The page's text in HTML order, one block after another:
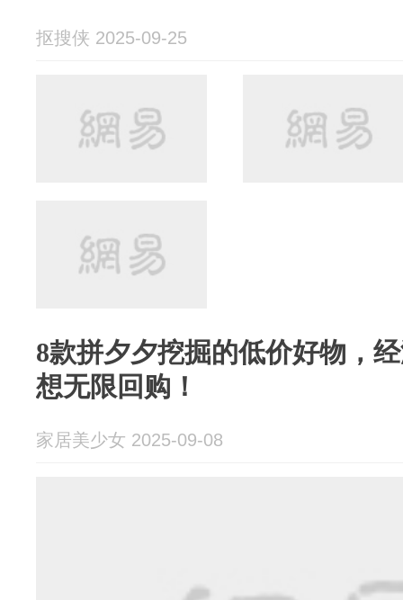
抠搜侠 2025-09-25
8款拼夕夕挖掘的低价好物，
想无限回购！
家居美少女 2025-09-08